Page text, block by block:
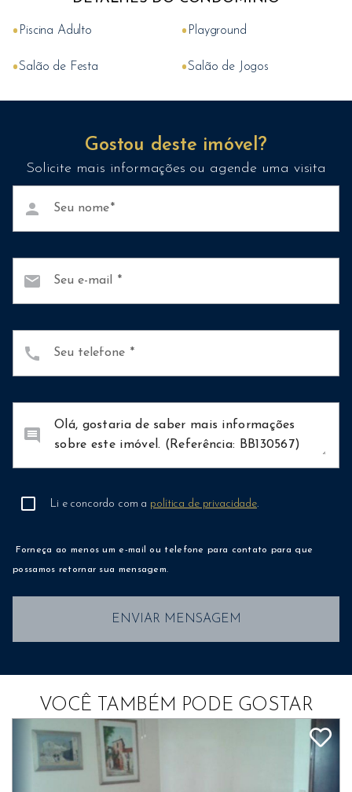
• Piscina Adulto • Playground
•Salão de Festa •Salão de Jogos
Gostou deste imóvel?
Solicite mais informações ou agende uma visita
Seu nome
person
Seu e-mail
mail
Seu telefone
call
comment
Li e concordo com a política de privacidade.
Forneça ao menos um e-mail ou telefone para contato para que
possamos retornar sua mensagem.
ENVIAR MENSAGEM
VOCÊ TAMBÉM PODE GOSTAR